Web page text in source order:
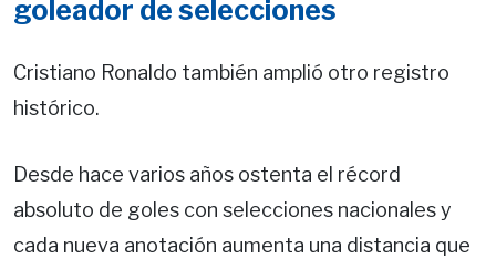
goleador de selecciones
Cristiano Ronaldo también amplió otro registro
histórico.
Desde hace varios años ostenta el récord
absoluto de goles con selecciones nacionales y
cada nueva anotación aumenta una distancia que